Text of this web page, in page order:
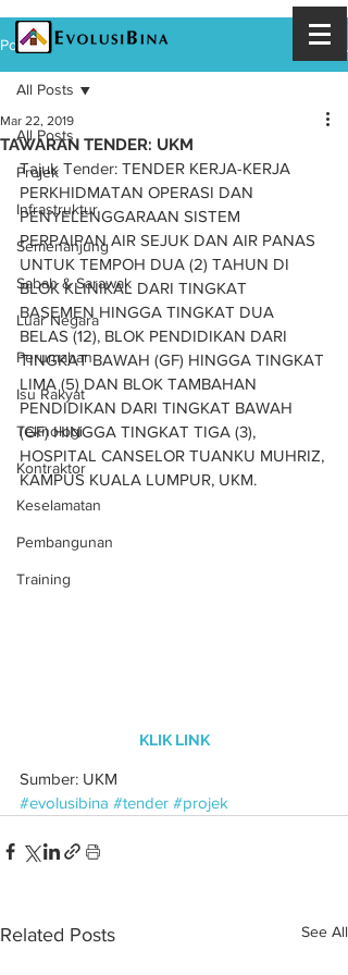
Post
All Posts
Projek
Infrastruktur
Semenanjung
Sabah & Sarawak
Luar Negara
Perumahan
Isu Rakyat
Teknologi
Kontraktor
Keselamatan
Pembangunan
Training
All Posts
TAWARAN TENDER: UKM
Mar 22, 2019
Tajuk Tender: TENDER KERJA-KERJA
PERKHIDMATAN OPERASI DAN
PENYELENGGARAAN SISTEM
PERPAIPAN AIR SEJUK DAN AIR PANAS
UNTUK TEMPOH DUA (2) TAHUN DI
BLOK KLINIKAL DARI TINGKAT
BASEMEN HINGGA TINGKAT DUA
BELAS (12), BLOK PENDIDIKAN DARI
TINGKAT BAWAH (GF) HINGGA TINGKAT
LIMA (5) DAN BLOK TAMBAHAN
PENDIDIKAN DARI TINGKAT BAWAH
(GF) HINGGA TINGKAT TIGA (3),
HOSPITAL CANSELOR TUANKU MUHRIZ,
KAMPUS KUALA LUMPUR, UKM.
KLIK LINK
Sumber: UKM
#evolusibina #tender #projek
Related Posts See All